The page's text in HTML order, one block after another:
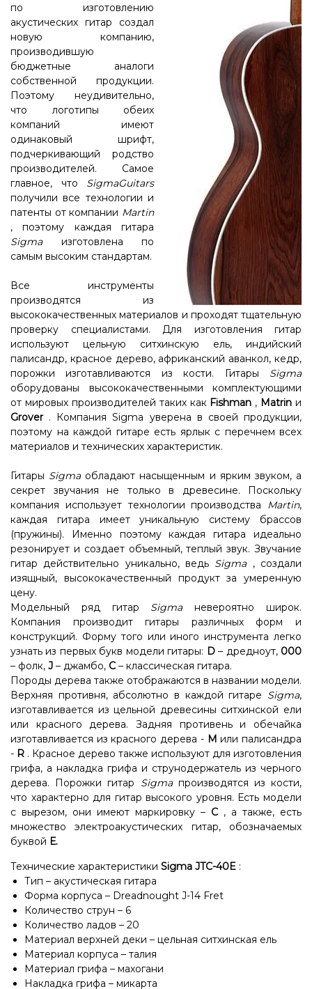
по изготовлению
акустических гитар создал
новую компанию,
производившую
бюджетные аналоги
собственной продукции.
Поэтому неудивительно,
что логотипы обеих
компаний имеют
одинаковый шрифт,
подчеркивающий родство
производителей. Самое
главное, что SigmaGuitars
получили все технологии и
патенты от компании Martin
, поэтому каждая гитара
Sigmaизготовлена ​​по
самым высоким стандартам.
Все инструменты
производятся из
высококачественных материалов и проходят тщательную
проверку специалистами. Для изготовления гитар
используют цельную ситхинскую ель, индийский
палисандр, красное дерево, африканский аванкол, кедр,
порожки изготавливаются из кости. Гитары Sigma
оборудованы высококачественными комплектующими
от мировых производителей таких как Fishman , Matrin и
Grover. Компания Sigma уверена в своей продукции,
поэтому на каждой гитаре есть ярлык с перечнем всех
материалов и технических характеристик.
Гитары Sigmaобладают насыщенным и ярким звуком, а
секрет звучания не только в древесине. Поскольку
компания использует технологии производства Martin,
каждая гитара имеет уникальную систему брассов
(пружины). Именно поэтому каждая гитара идеально
резонирует и создает объемный, теплый звук. Звучание
гитар действительно уникально, ведь Sigma, создали
изящный, высококачественный продукт за умеренную
цену.
Модельный ряд гитар Sigmaневероятно широк.
Компания производит гитары различных форм и
конструкций. Форму того или иного инструмента легко
узнать из первых букв модели гитары: D– дредноут, 000
– фолк, J – джамбо, C – классическая гитара.
Породы дерева также отображаются в названии модели.
Верхняя противня, абсолютно в каждой гитаре Sigma,
изготавливается из цельной древесины ситхинской ели
или красного дерева. Задняя противень и обечайка
изготавливается из красного дерева - М или палисандра
- R . Красное дерево также используют для изготовления
грифа, а накладка грифа и струнодержатель из черного
дерева. Порожки гитар Sigmaпроизводятся из кости,
что характерно для гитар высокого уровня. Есть модели
с вырезом, они имеют маркировку – С , а также, есть
множество электроакустических гитар, обозначаемых
буквой Е.
Технические характеристики Sigma JTC-40E :
Тип – акустическая гитара
Форма корпуса – Dreadnought J-14 Fret
Количество струн – 6
Количество ладов – 20
Материал верхней деки – цельная ситхинская ель
Материал корпуса – талия
Материал грифа – махогани
Накладка грифа – микарта